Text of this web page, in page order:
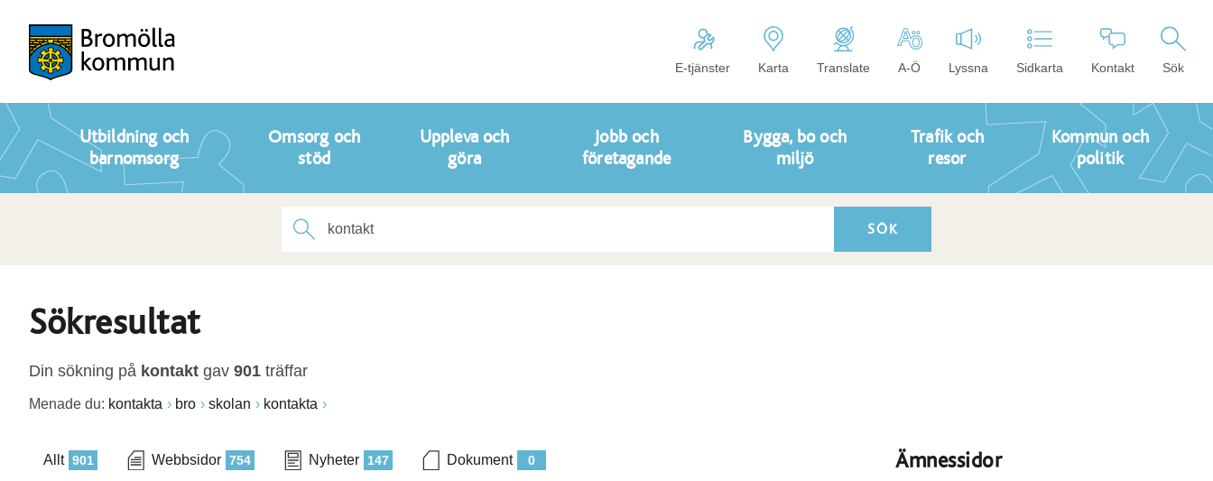
E-tjänster Karta Translate A-Ö Lyssna Sidkarta Kontakt Sök
Utbildning och
barnomsorg
Omsorg och
stöd
Uppleva och
göra
Jobb och
företagande
Bygga, bo och
miljö
Trafik och
resor
Kommun och
politik
Sökresultat
Din sökning på kontakt gav 901 träffar
Menade du: kontakta bro skolan kontakta
901
Allt 754
Webbsidor 147
Nyheter 0
Dokument Ämnessidor